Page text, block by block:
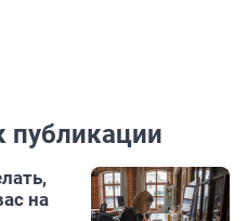
публикации
на